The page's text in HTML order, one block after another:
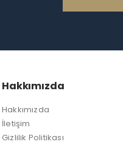
Hakkımızda
Hakkımızda
İletişim
Gizlilik Politikası